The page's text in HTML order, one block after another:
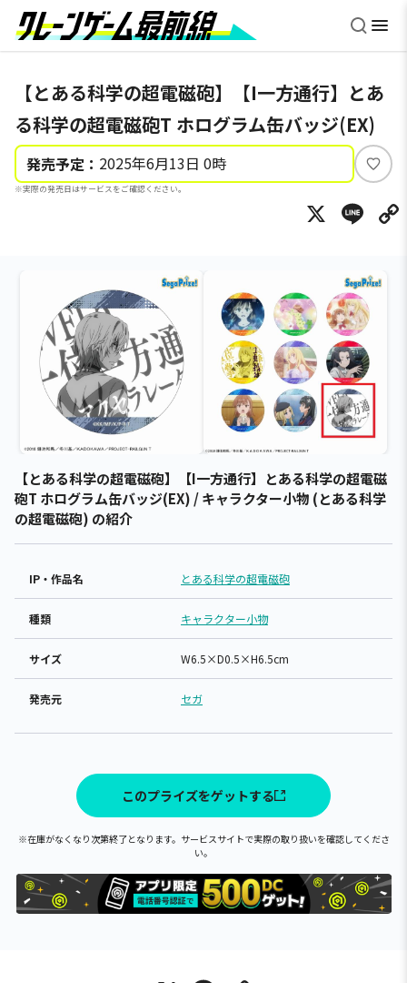
【とある科学の超電磁砲】【I一方通行】とあ
る科学の超電磁砲T ホログラム缶バッジ(EX)
発売予定： 2025年6月13日 0時
※実際の発売日はサービスをご確認ください。
い
ね
X
【とある科学の超電磁砲】【I一方通行】とある科学の超電磁
砲T ホログラム缶バッジ(EX) / キャラクター小物 (とある科学
の超電磁砲) の紹介
IP・作品名 とある科学の超電磁砲
種類 キャラクター小物
サイズ W6.5×D0.5×H6.5cm
発売元 セガ
このプライズをゲットする
※在庫がなくなり次第終了となります。サービスサイトで実際の取り扱いを確認してくださ
い。